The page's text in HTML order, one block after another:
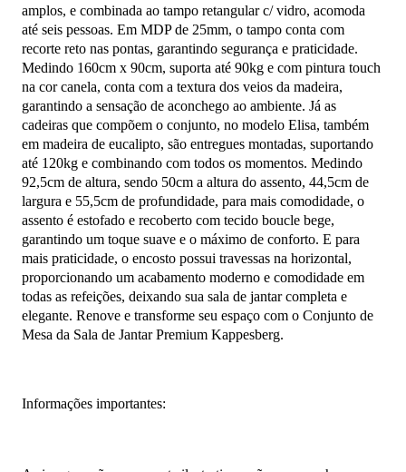
amplos, e combinada ao tampo retangular c/ vidro, acomoda
até seis pessoas. Em MDP de 25mm, o tampo conta com
recorte reto nas pontas, garantindo segurança e praticidade.
Medindo 160cm x 90cm, suporta até 90kg e com pintura touch
na cor canela, conta com a textura dos veios da madeira,
garantindo a sensação de aconchego ao ambiente. Já as
cadeiras que compõem o conjunto, no modelo Elisa, também
em madeira de eucalipto, são entregues montadas, suportando
até 120kg e combinando com todos os momentos. Medindo
92,5cm de altura, sendo 50cm a altura do assento, 44,5cm de
largura e 55,5cm de profundidade, para mais comodidade, o
assento é estofado e recoberto com tecido boucle bege,
garantindo um toque suave e o máximo de conforto. E para
mais praticidade, o encosto possui travessas na horizontal,
proporcionando um acabamento moderno e comodidade em
todas as refeições, deixando sua sala de jantar completa e
elegante. Renove e transforme seu espaço com o Conjunto de
Mesa da Sala de Jantar Premium Kappesberg.
Informações importantes: